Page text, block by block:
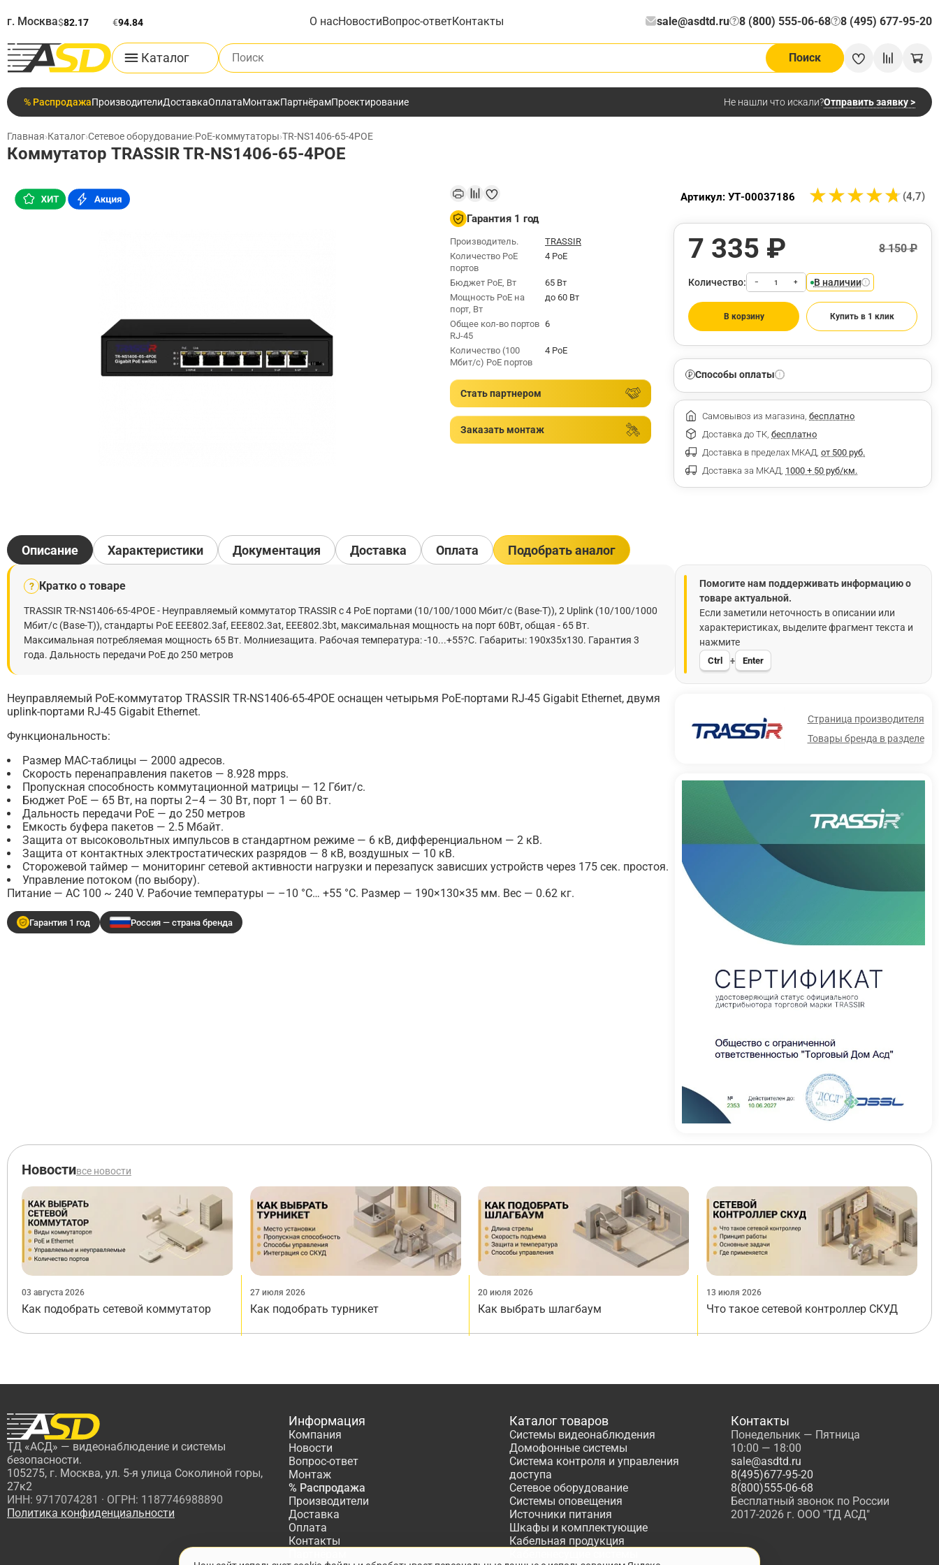
г. Москва$82.17 €94.84 О насНовостиВопрос-ответКонтакты sale@asdtd.ru 8 (800) 555-06-68
? 8 (495) 677-95-20
?
Каталог
Поиск по каталогу
Поиск
% РаспродажаПроизводителиДоставкаОплатаМонтажПартнёрамПроектирование Не нашли что искали?Отправить заявку >
Главная›Каталог›Сетевое оборудование›PoE-коммутаторы›TR-NS1406-65-4POE
Коммутатор TRASSIR TR-NS1406-65-4POE
Гарантия 1 год
Производитель.
TRASSIR
Количество PoE
портов
4 PoE
Бюджет РоЕ, Вт
65 Вт
Мощность РоЕ на
порт, Вт
до 60 Вт
Общее кол-во портов
RJ-45
6
Количество (100
Мбит/с) PoE портов
4 PoE
Стать партнером
Заказать монтаж
★★★★★
★★★★★ (4,7)
Артикул: УТ-00037186
7 335 ₽ 8 150 ₽
Количество: − + В наличии
В корзину Купить в 1 клик
Способы оплаты
Самовывоз из магазина, бесплатно
Доставка до ТК, бесплатно
Доставка в пределах МКАД, от 500 руб.
Доставка за МКАД, 1000 + 50 руб/км.
Описание
? Кратко о товаре
TRASSIR TR-NS1406-65-4POE - Неуправляемый коммутатор TRASSIR с 4 PoE портами (10/100/1000 Мбит/с (Base-T)), 2 Uplink (10/100/1000
Мбит/с (Base-T)), стандарты PoE EEE802.3af, EEE802.3at, EEE802.3bt, максимальная мощность на порт 60Вт, общая - 65 Вт.
Максимальная потребляемая мощность 65 Вт. Молниезащита. Рабочая температура: -10...+55?С. Габариты: 190х35х130. Гарантия 3
года. Дальность передачи PoE до 250 метров
Неуправляемый РоЕ-коммутатор TRASSIR TR-NS1406-65-4POE оснащен четырьмя PoE-портами RJ-45 Gigabit Ethernet, двумя
uplink-портами RJ-45 Gigabit Ethernet.
Функциональность:
Размер MAC-таблицы — 2000 адресов.
Скорость перенаправления пакетов — 8.928 mpps.
Пропускная способность коммутационной матрицы — 12 Гбит/с.
Бюджет PoE — 65 Вт, на порты 2–4 — 30 Вт, порт 1 — 60 Вт.
Дальность передачи PoE — до 250 метров
Емкость буфера пакетов — 2.5 Мбайт.
Защита от высоковольтных импульсов в стандартном режиме — 6 кВ, дифференциальном — 2 кВ.
Защита от контактных электростатических разрядов — 8 кВ, воздушных — 10 кВ.
Сторожевой таймер — мониторинг сетевой активности нагрузки и перезапуск зависших устройств через 175 сек. простоя.
Управление потоком (по выбору).
Питание — AC 100 ~ 240 V. Рабочие температуры — –10 °C… +55 °C. Размер — 190×130×35 мм. Вес — 0.62 кг.
Гарантия 1 год Россия — страна бренда
Помогите нам поддерживать информацию о
товаре актуальной.
Если заметили неточность в описании или
характеристиках, выделите фрагмент текста и
нажмите
Ctrl + Enter
Страница производителя
Товары бренда в разделе
Характеристики Документация Доставка Оплата Подобрать аналог
Новостивсе новости
03 августа 2026
Как подобрать сетевой коммутатор
27 июля 2026
Как подобрать турникет
20 июля 2026
Как выбрать шлагбаум
13 июля 2026
Что такое сетевой контроллер СКУД
ТД «АСД» — видеонаблюдение и системы
безопасности.
105275, г. Москва, ул. 5-я улица Соколиной горы,
27к2
ИНН: 9717074281 · ОГРН: 1187746988890
Политика конфиденциальности
Информация
Компания
Новости
Вопрос-ответ
Монтаж
% Распродажа
Производители
Доставка
Оплата
Контакты
Каталог товаров
Системы видеонаблюдения
Домофонные системы
Система контроля и управления
доступа
Сетевое оборудование
Системы оповещения
Источники питания
Шкафы и комплектующие
Кабельная продукция
Контакты
Понедельник — Пятница
10:00 — 18:00
sale@asdtd.ru
8(495)677-95-20
8(800)555-06-68
Бесплатный звонок по России
2017-2026 г. ООО "ТД АСД"